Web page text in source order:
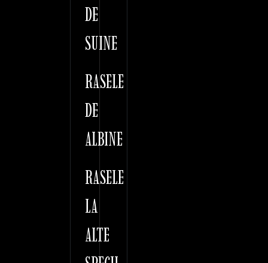
DE
SUINE
RASELE
DE
ALBINE
RASELE
LA
ALTE